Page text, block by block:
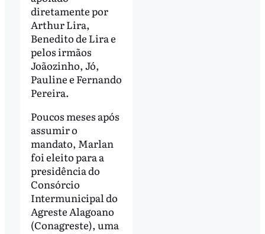
diretamente por
Arthur Lira,
Benedito de Lira e
pelos irmãos
Joãozinho, Jó,
Pauline e Fernando
Pereira.
Poucos meses após
assumir o
mandato, Marlan
foi eleito para a
presidência do
Consórcio
Intermunicipal do
Agreste Alagoano
(Conagreste), uma